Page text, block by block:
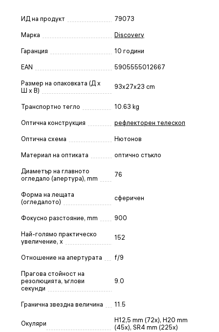
ИД на продукт 79073
Марка Discovery
Гаранция 10 години
EAN 5905555012667
Размер на опаковката (Д x
Ш x В)
93x27x23 cm
Транспортно тегло 10.63 kg
Оптична конструкция рефлекторен телескоп
Оптична схема Нютонов
Материал на оптиката оптично стъкло
Диаметър на главното
огледало (апертура), mm
76
Форма на лещата
(огледалото)
сферичен
Фокусно разстояние, mm 900
Най-голямо практическо
увеличение, x
152
Отношение на апертурата f/9
Прагова стойност на
резолюцията, ъглови
секунди
9.0
Гранична звездна величина 11.5
Окуляри
H12,5 mm (72х), H20 mm
(45x), SR4 mm (225х)